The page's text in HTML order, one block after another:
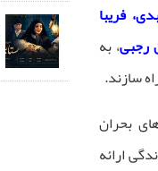
فریبا
رجبی، به
سازند.
بحران
ارائه